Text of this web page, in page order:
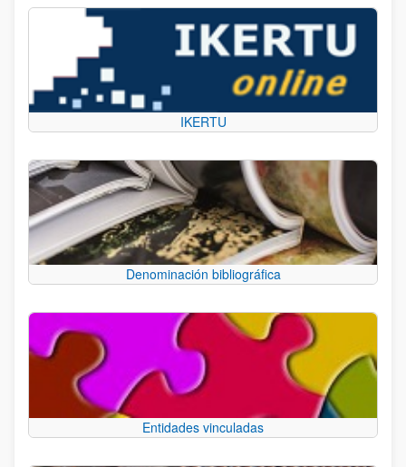
IKERTU
Denominación bibliográfica
Entidades vinculadas